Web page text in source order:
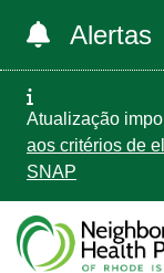
Alertas
Atualização
aos critérios de
SNAP